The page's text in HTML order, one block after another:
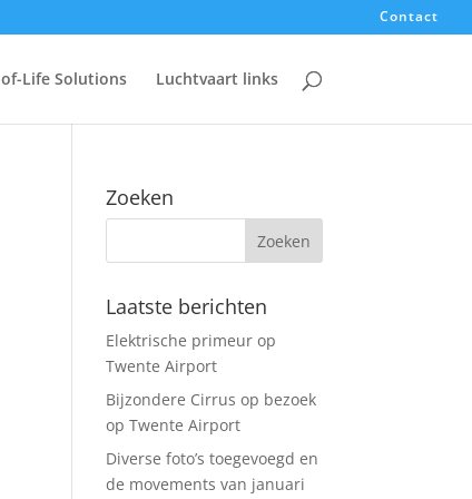
Contact
Life Solutions Luchtvaart links
Zoeken
Laatste berichten
Elektrische primeur op
Twente Airport
Bijzondere Cirrus op bezoek
op Twente Airport
Diverse foto’s toegevoegd en
de movements van januari